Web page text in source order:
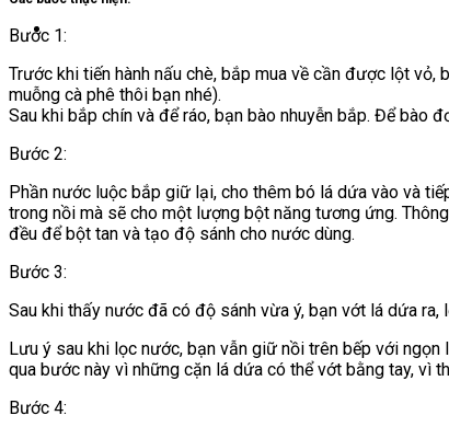
Bước 1:
Trước khi tiến hành nấu chè, bắp mua về cần được lột
muỗng cà phê thôi bạn nhé).
Sau khi bắp chín và để ráo, bạn bào nhuyễn bắp. Để bào
Bước 2:
Phần nước luộc bắp giữ lại, cho thêm bó lá dứa vào và
trong nồi mà sẽ cho một lượng bột năng tương ứng.
đều để bột tan và tạo độ sánh cho nước dùng.
Bước 3:
Sau khi thấy nước đã có độ sánh vừa ý, bạn vớt lá dứa
Lưu ý sau khi lọc nước, bạn vẫn giữ nồi trên bếp với
qua bước này vì những cặn lá dứa có thể vớt bằng tay, vì
Bước 4: